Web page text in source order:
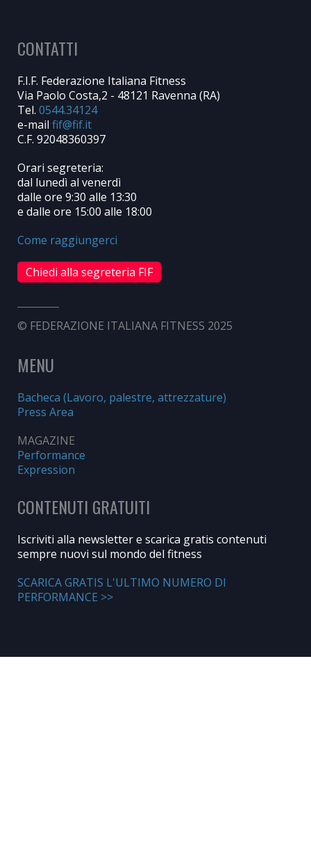
CONTATTI
F.I.F. Federazione Italiana Fitness
Via Paolo Costa,2 - 48121 Ravenna (RA)
Tel. 0544.34124
e-mail
C.F. 92048360397
Orari segreteria:
dal lunedì al venerdì
dalle ore 9:30 alle 13:30
e dalle ore 15:00 alle 18:00
Come raggiungerci
Chiedi alla segreteria FIF
© FEDERAZIONE ITALIANA FITNESS 2025
MENU
Bacheca (Lavoro, palestre, attrezzature)
Press Area
MAGAZINE
Performance
Expression
CONTENUTI GRATUITI
Iscriviti alla newsletter e scarica gratis contenuti
sempre nuovi sul mondo del fitness
SCARICA GRATIS L'ULTIMO NUMERO DI
PERFORMANCE >>